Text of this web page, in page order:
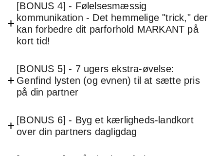
[BONUS 4] - Følelsesmæssig
kommunikation - Det hemmelige "trick," der
kan forbedre dit parforhold MARKANT på
kort tid!
[BONUS 5] - 7 ugers ekstra-øvelse:
Genfind lysten (og evnen) til at sætte pris
på din partner
[BONUS 6] - Byg et kærligheds-landkort
over din partners dagligdag